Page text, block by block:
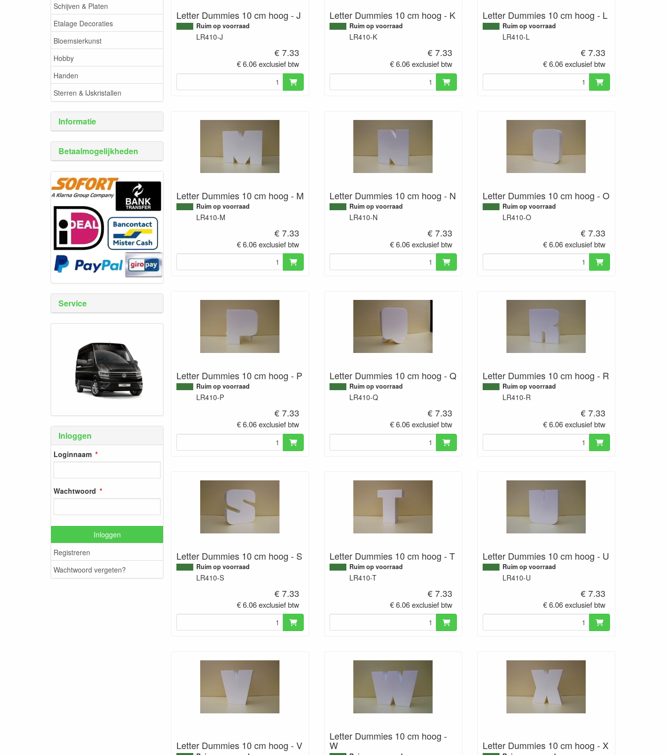
Schijven & Platen
Etalage Decoraties
Bloemsierkunst
Hobby
Handen
Sterren & IJskristallen
Informatie
Betaalmogelijkheden
Service
Inloggen
Loginnaam
Wachtwoord
Inloggen
Registreren
Wachtwoord vergeten?
Letter Dummies 10 cm hoog - J
Ruim op voorraad
LR410-J
€ 7.33
€ 6.06 exclusief btw
Letter Dummies 10 cm hoog - K
Ruim op voorraad
LR410-K
€ 7.33
€ 6.06 exclusief btw
Letter Dummies 10 cm hoog - L
Ruim op voorraad
LR410-L
€ 7.33
€ 6.06 exclusief btw
Letter Dummies 10 cm hoog - M
Ruim op voorraad
LR410-M
€ 7.33
€ 6.06 exclusief btw
Letter Dummies 10 cm hoog - N
Ruim op voorraad
LR410-N
€ 7.33
€ 6.06 exclusief btw
Letter Dummies 10 cm hoog - O
Ruim op voorraad
LR410-O
€ 7.33
€ 6.06 exclusief btw
Letter Dummies 10 cm hoog - P
Ruim op voorraad
LR410-P
€ 7.33
€ 6.06 exclusief btw
Letter Dummies 10 cm hoog - Q
Ruim op voorraad
LR410-Q
€ 7.33
€ 6.06 exclusief btw
Letter Dummies 10 cm hoog - R
Ruim op voorraad
LR410-R
€ 7.33
€ 6.06 exclusief btw
Letter Dummies 10 cm hoog - S
Ruim op voorraad
LR410-S
€ 7.33
€ 6.06 exclusief btw
Letter Dummies 10 cm hoog - T
Ruim op voorraad
LR410-T
€ 7.33
€ 6.06 exclusief btw
Letter Dummies 10 cm hoog - U
Ruim op voorraad
LR410-U
€ 7.33
€ 6.06 exclusief btw
Letter Dummies 10 cm hoog - V
Letter Dummies 10 cm hoog -
W Letter Dummies 10 cm hoog - X